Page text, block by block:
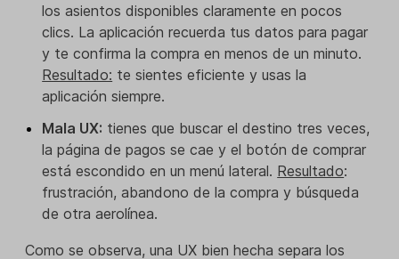
los asientos disponibles claramente en pocos
clics. La aplicación recuerda tus datos para pagar
y te confirma la compra en menos de un minuto.
Resultado: te sientes eficiente y usas la
aplicación siempre.
Mala UX: tienes que buscar el destino tres veces,
la página de pagos se cae y el botón de comprar
está escondido en un menú lateral. Resultado:
frustración, abandono de la compra y búsqueda
de otra aerolínea.
Como se observa, una UX bien hecha separa los